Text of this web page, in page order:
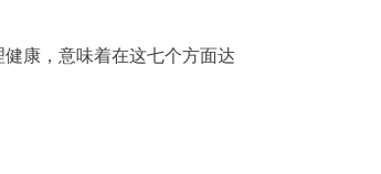
康，意味着在这七个方面达